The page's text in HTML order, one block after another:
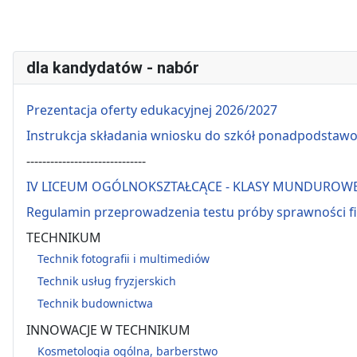
dla kandydatów - nabór
Prezentacja oferty edukacyjnej 2026/2027
Instrukcja składania wniosku do szkół
------------------------------
IV LICEUM OGÓLNOKSZTAŁCĄCE - KLASY
Regulamin przeprowadzenia testu próby sprawności
TECHNIKUM
Technik fotografii i multimediów
Technik usług fryzjerskich
Technik budownictwa
INNOWACJE W TECHNIKUM
Kosmetologia ogólna, barberstwo